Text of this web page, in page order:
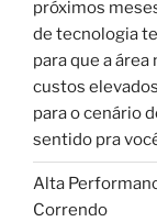
próximos
de tecnologia
para que a
custos
para o cenário
sentido pra
Alta
Correndo